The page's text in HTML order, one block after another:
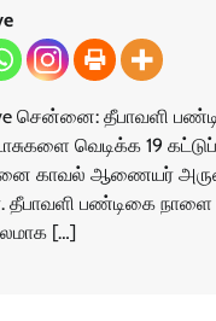
சென்னை: தீபாவளி
வெடிக்க 19
காவல் ஆணையர்
தீபாவளி பண்டிகை நாளை
[…]